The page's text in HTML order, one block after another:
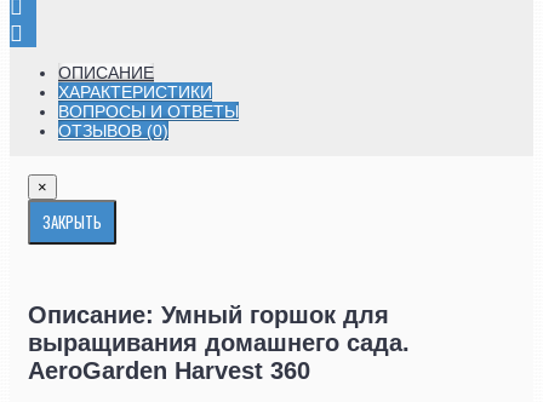
ОПИСАНИЕ
ХАРАКТЕРИСТИКИ
ВОПРОСЫ И ОТВЕТЫ
ОТЗЫВОВ (0)
×
ЗАКРЫТЬ
Описание: Умный горшок для
выращивания домашнего сада.
AeroGarden Harvest 360